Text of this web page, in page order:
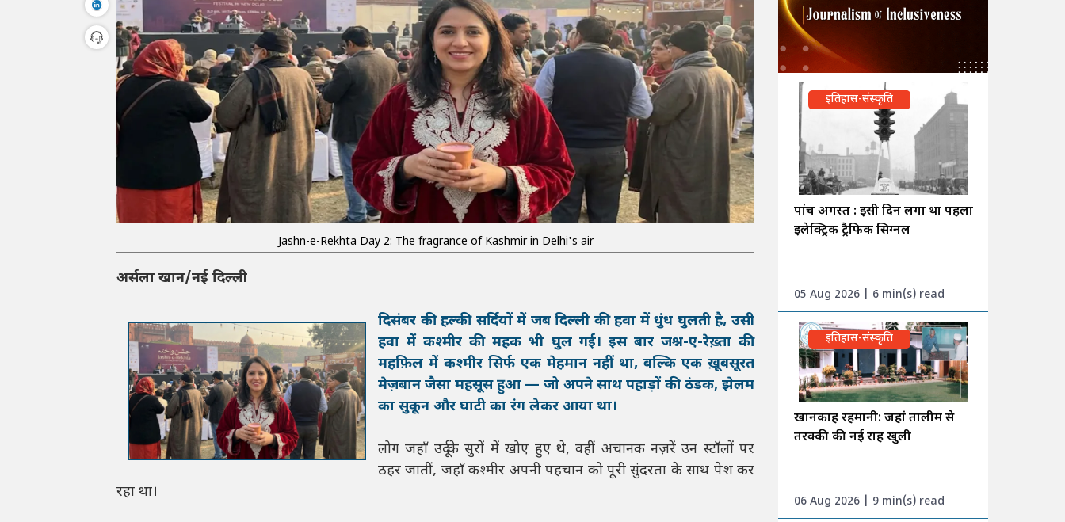
Jashn-e-Rekhta Day 2: The fragrance of Kashmir in Delhi's air
अर्सला खान/नई दिल्ली
दिसंबर की हल्की सर्दियों में जब दिल्ली की हवा में धुंध घुलती है, उसी
हवा में कश्मीर की महक भी घुल गई। इस बार जश्न-ए-रेख़्ता की
महफ़िल में कश्मीर सिर्फ एक मेहमान नहीं था, बल्कि एक ख़ूबसूरत
मेज़बान जैसा महसूस हुआ — जो अपने साथ पहाड़ों की ठंडक, झेलम
का सुकून और घाटी का रंग लेकर आया था।
लोग जहाँ उर्दू के सुरों में खोए हुए थे, वहीं अचानक नज़रें उन स्टॉलों पर
ठहर जातीं, जहाँ कश्मीर अपनी पहचान को पूरी सुंदरता के साथ पेश कर
रहा था।
इतिहास-संस्कृति
पांच अगस्त : इसी दिन लगा था पहला
इलेक्ट्रिक ट्रैफिक सिग्नल
05 Aug 2026 | 6 min(s) read
इतिहास-संस्कृति
खानकाह रहमानी: जहां तालीम से
तरक्की की नई राह खुली
06 Aug 2026 | 9 min(s) read